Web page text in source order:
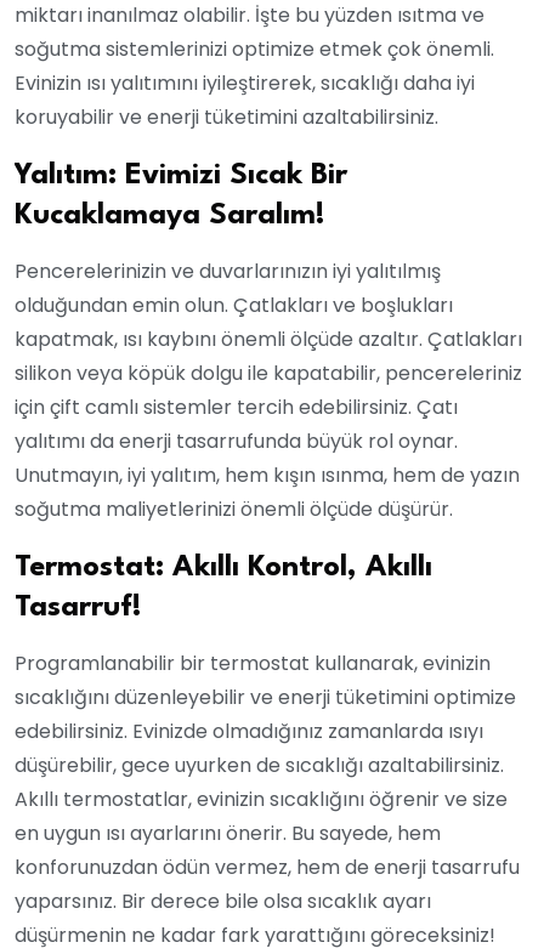
miktarı inanılmaz olabilir. İşte bu yüzden ısıtma ve
soğutma sistemlerinizi optimize etmek çok önemli.
Evinizin ısı yalıtımını iyileştirerek, sıcaklığı daha iyi
koruyabilir ve enerji tüketimini azaltabilirsiniz.
Yalıtım: Evimizi Sıcak Bir
Kucaklamaya Saralım!
Pencerelerinizin ve duvarlarınızın iyi yalıtılmış
olduğundan emin olun. Çatlakları ve boşlukları
kapatmak, ısı kaybını önemli ölçüde azaltır. Çatlakları
silikon veya köpük dolgu ile kapatabilir, pencereleriniz
için çift camlı sistemler tercih edebilirsiniz. Çatı
yalıtımı da enerji tasarrufunda büyük rol oynar.
Unutmayın, iyi yalıtım, hem kışın ısınma, hem de yazın
soğutma maliyetlerinizi önemli ölçüde düşürür.
Termostat: Akıllı Kontrol, Akıllı
Tasarruf!
Programlanabilir bir termostat kullanarak, evinizin
sıcaklığını düzenleyebilir ve enerji tüketimini optimize
edebilirsiniz. Evinizde olmadığınız zamanlarda ısıyı
düşürebilir, gece uyurken de sıcaklığı azaltabilirsiniz.
Akıllı termostatlar, evinizin sıcaklığını öğrenir ve size
en uygun ısı ayarlarını önerir. Bu sayede, hem
konforunuzdan ödün vermez, hem de enerji tasarrufu
yaparsınız. Bir derece bile olsa sıcaklık ayarı
düşürmenin ne kadar fark yarattığını göreceksiniz!